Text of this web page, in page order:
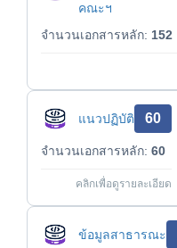
คณะฯ
จำนวนเอกสารหลัก: 152
แนวปฏิบัติ 60
จำนวนเอกสารหลัก: 60
คลิกเพื่อดูรายละเอียด
ข้อมูลสาธารณะ